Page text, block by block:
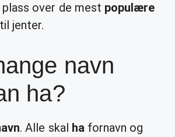
plass over de mest populære
jenter.
navn
ha?
. Alle skal hafornavn og